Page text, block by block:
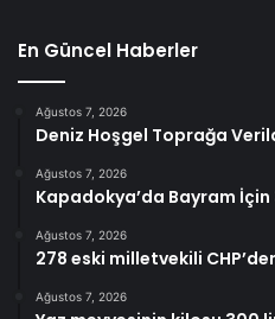
En Güncel Haberler
Ağustos 7, 2026
Deniz Hoşgel Toprağa
Ağustos 7, 2026
Kapadokya’da Bayram
Ağustos 7, 2026
278 eski milletvekili
Ağustos 7, 2026